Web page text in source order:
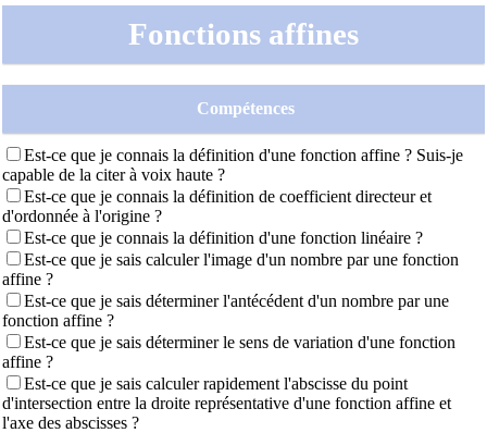
Fonctions affines
Compétences
Est-ce que je connais la définition d'une fonction affine ? Suis-je
capable de la citer à voix haute ?
Est-ce que je connais la définition de coefficient directeur et
d'ordonnée à l'origine ?
Est-ce que je connais la définition d'une fonction linéaire ?
Est-ce que je sais calculer l'image d'un nombre par une fonction
affine ?
Est-ce que je sais déterminer l'antécédent d'un nombre par une
fonction affine ?
Est-ce que je sais déterminer le sens de variation d'une fonction
affine ?
Est-ce que je sais calculer rapidement l'abscisse du point
d'intersection entre la droite représentative d'une fonction affine et
l'axe des abscisses ?